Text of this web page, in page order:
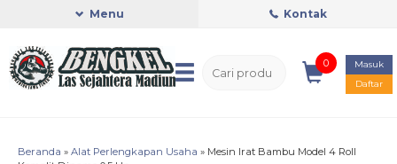
Menu Kontak
0
Masuk
Daftar
Beranda » Alat Perlengkapan Usaha » Mesin Irat Bambu Model 4 Roll